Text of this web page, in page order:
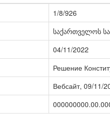
1/8/926
საქართველოს
04/11/2022
Решение
Вебсайт, 09/11/